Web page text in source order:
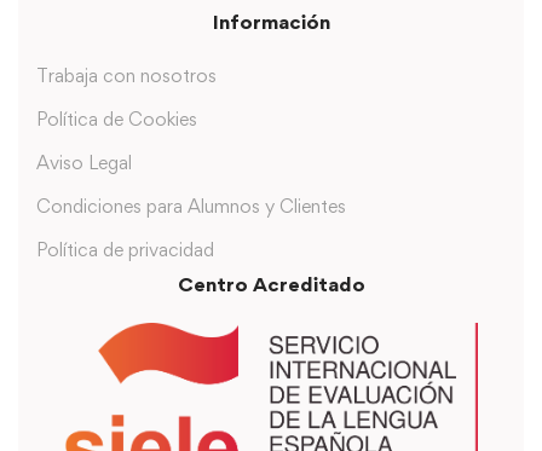
Información
Trabaja con nosotros
Política de Cookies
Aviso Legal
Condiciones para Alumnos y Clientes
Política de privacidad
Centro Acreditado